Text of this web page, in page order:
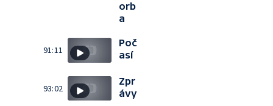
orb
a
91:11
Poč
así
93:02
Zpr
ávy